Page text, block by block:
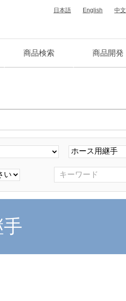
日本語 English 中文
商品検索 商品開発